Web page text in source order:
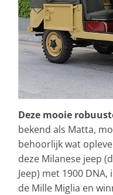
Deze mooie
bekend als Matta,
behoorlijk wat
deze Milanese jeep
Jeep) met 1900
de Mille Miglia en